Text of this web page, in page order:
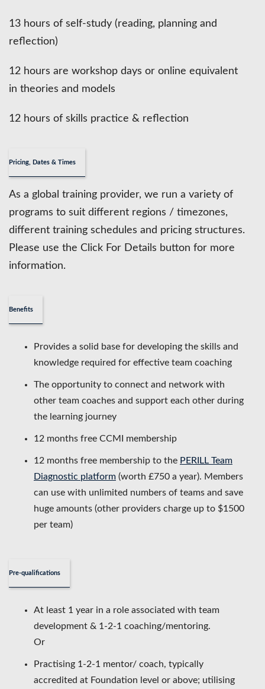
13 hours of self-study (reading, planning and
reflection)
12 hours are workshop days or online equivalent
in theories and models
12 hours of skills practice & reflection
Pricing, Dates & Times
As a global training provider, we run a variety of
programs to suit different regions / timezones,
different training schedules and pricing structures.
Please use the Click For Details button for more
information.
Benefits
Provides a solid base for developing the skills and
knowledge required for effective team coaching
The opportunity to connect and network with
other team coaches and support each other during
the learning journey
12 months free CCMI membership
12 months free membership to the PERILL Team
Diagnostic platform (worth £750 a year). Members
can use with unlimited numbers of teams and save
huge amounts (other providers charge up to $1500
per team)
Pre-qualifications
At least 1 year in a role associated with team
development & 1-2-1 coaching/mentoring.
Or
Practising 1-2-1 mentor/ coach, typically
accredited at Foundation level or above; utilising